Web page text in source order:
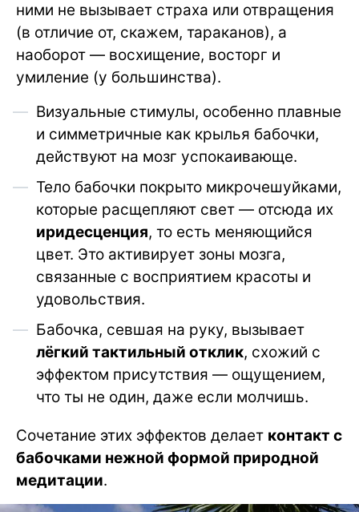
ними не вызывает страха или отвращения
(в отличие от, скажем, тараканов), а
наоборот — восхищение, восторг и
умиление (у большинства).
Визуальные стимулы, особенно плавные
и симметричные как крылья бабочки,
действуют на мозг успокаивающе.
Тело бабочки покрыто микрочешуйками,
которые расщепляют свет — отсюда их
иридесценция, то есть меняющийся
цвет. Это активирует зоны мозга,
связанные с восприятием красоты и
удовольствия.
Бабочка, севшая на руку, вызывает
лёгкий тактильный отклик, схожий с
эффектом присутствия — ощущением,
что ты не один, даже если молчишь.
Сочетание этих эффектов делает контакт с
бабочками нежной формой природной
медитации.